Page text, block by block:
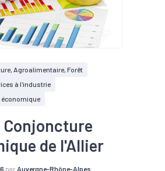
Agroalimentaire, Forêt
à l'industrie
économique
Conjoncture
de l'Allier
par Auvergne-Rhône-Alpes